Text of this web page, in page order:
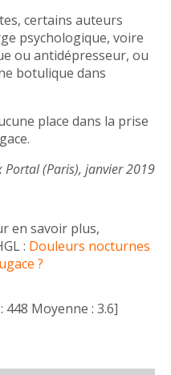
certains auteurs
psychologique, voire
ou antidépresseur, ou
botulique dans
place dans la prise
Portal (Paris), janvier 2019
en savoir plus,
: Douleurs nocturnes
?
448 Moyenne : 3.6]